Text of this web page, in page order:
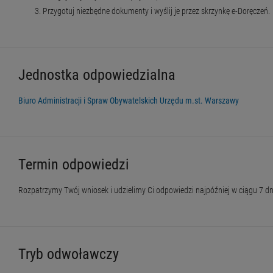
Przygotuj niezbędne dokumenty i wyślij je przez skrzynkę e-Doręczeń.
Jednostka odpowiedzialna
Biuro Administracji i Spraw Obywatelskich Urzędu m.st. Warszawy
Termin odpowiedzi
Rozpatrzymy Twój wniosek i udzielimy Ci odpowiedzi najpóźniej w ciągu 7
Tryb odwoławczy